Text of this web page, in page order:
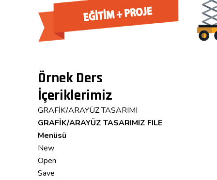
Örnek Ders
İçeriklerimiz
GRAFİK/ARAYÜZ TASARIMI
GRAFİK/ARAYÜZ TASARIMIZ FILE
Menüsü
New
Open
Save